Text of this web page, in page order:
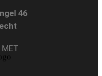
46
MET